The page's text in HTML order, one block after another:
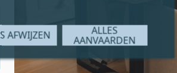
de coupon als één royaal
AFWIJZEN ALLES
AANVAARDEN